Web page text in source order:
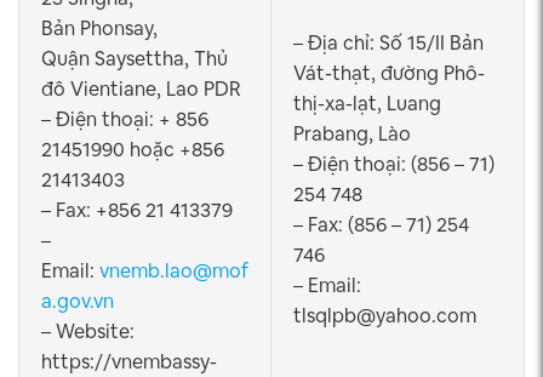
Bản Phonsay,
Quận Saysettha, Thủ
đô Vientiane, Lao PDR
– Điện thoại: + 856
21451990 hoặc +856
21413403
– Fax: +856 21 413379
–
Email: vnemb.lao@mof
a.gov.vn
– Website:
https://vnembassy-
– Địa chỉ: Số 15/II Bản
Vát-thạt, đường Phô-
thị-xa-lạt, Luang
Prabang, Lào
– Điện thoại: (856 – 71)
254 748
– Fax: (856 – 71) 254
746
– Email:
tlsqlpb@yahoo.com